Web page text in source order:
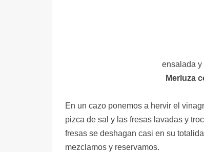
ensalada y
Merluza
En un cazo ponemos a hervir el
pizca de sal y las fresas lavadas y
fresas se deshagan casi en su
mezclamos y reservamos.